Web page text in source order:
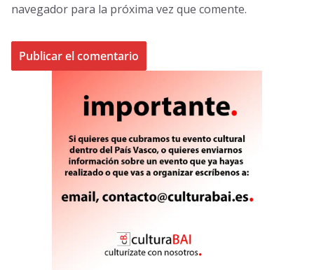
navegador para la próxima vez que comente.